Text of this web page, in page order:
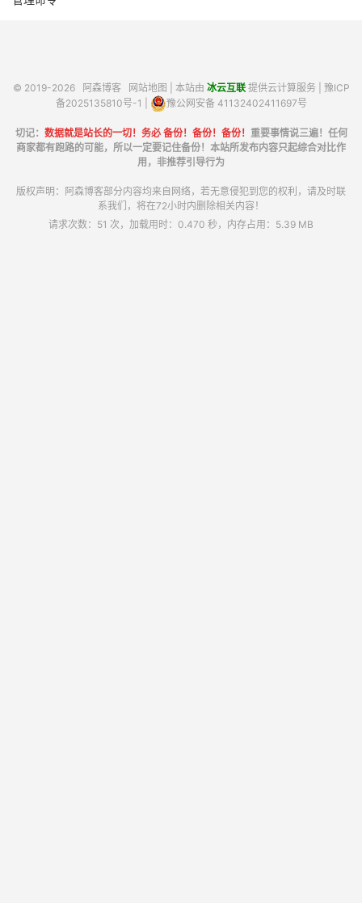
© 2019-2026 阿森博客 网站地图 | 本站由 冰云互联提供云计算服务 | 豫ICP
备2025135810号-1
豫公网安备 41132402411697号
切记： 数据就是站长的一切！务必 备份！备份！备份！ 重要事情说三遍！任何
商家都有跑路的可能，所以一定要记住备份！本站所发布内容只起综合对比作
用，非推荐引导行为
版权声明：阿森博客部分内容均来自网络，若无意侵犯到您的权利，请及时联
系我们，将在72小时内删除相关内容！
请求次数：51 次，加载用时：0.470 秒，内存占用：5.39 MB